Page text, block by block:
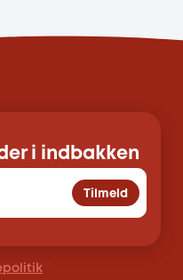
i indbakken
Tilmeld